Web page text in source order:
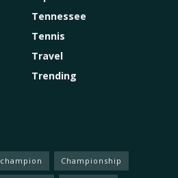
Tennessee
Tennis
Travel
Trending
champion Championship